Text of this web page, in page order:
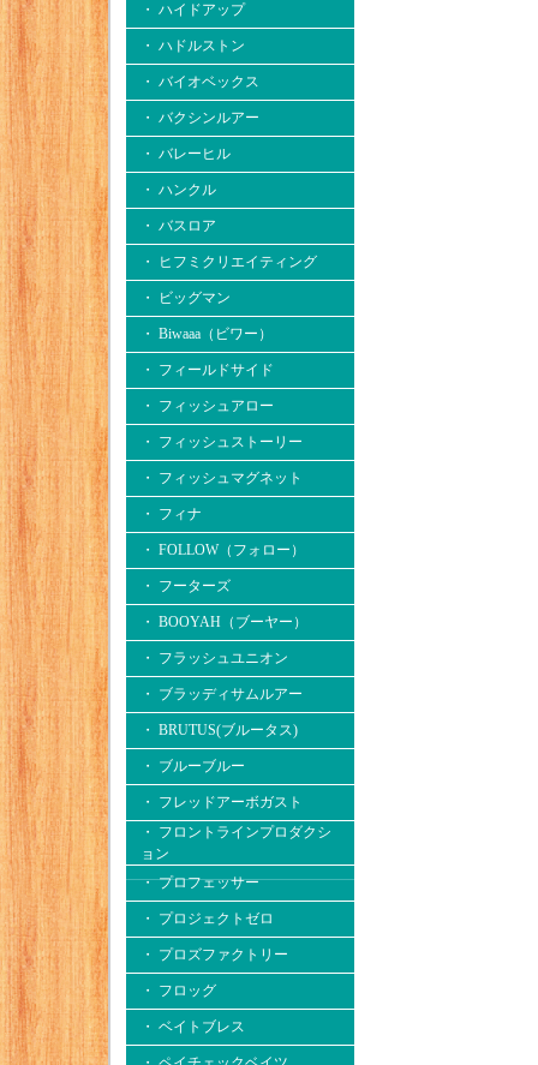
・ ハイドアップ
・ ハドルストン
・ バイオベックス
・ バクシンルアー
・ バレーヒル
・ ハンクル
・ バスロア
・ ヒフミクリエイティング
・ ビッグマン
・ Biwaaa（ビワー）
・ フィールドサイド
・ フィッシュアロー
・ フィッシュストーリー
・ フィッシュマグネット
・ フィナ
・ FOLLOW（フォロー）
・ フーターズ
・ BOOYAH（ブーヤー）
・ フラッシュユニオン
・ ブラッディサムルアー
・ BRUTUS(ブルータス)
・ ブルーブルー
・ フレッドアーボガスト
・ フロントラインプロダクシ
ョン
・ プロフェッサー
・ プロジェクトゼロ
・ プロズファクトリー
・ フロッグ
・ ベイトブレス